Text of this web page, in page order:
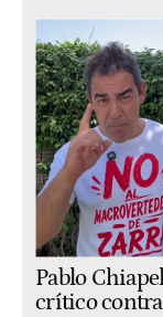
Pablo
crítico